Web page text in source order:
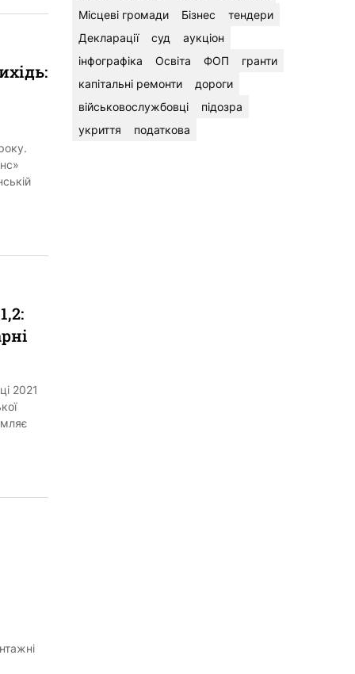
2021
Місцеві громади
Бізнес
тендери
Декларації
суд
аукціон
інфографіка
Освіта ФОП
гранти
капітальні ремонти
дороги
військовослужбовці
підозра
укриття
податкова